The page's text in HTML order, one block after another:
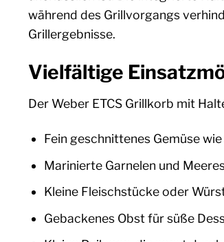
während des Grillvorgangs
Grillergebnisse.
Vielfältige
Der Weber ETCS Grillkorb mit
Fein geschnittenes Gemüse
Marinierte Garnelen und
Kleine Fleischstücke oder
Gebackenes Obst für süße